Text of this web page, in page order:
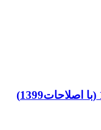
قانون مجازات اسلامی مصوب1392 (با اصلاحات1399)